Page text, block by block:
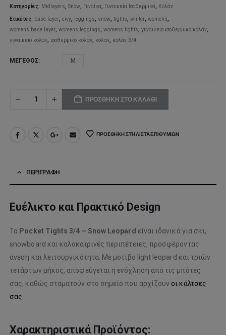
Κατηγορίες: Midlayers,Snow, Γυναίκα, Γυναικεία Ισοθερμικά, Κολάν
Ετικέτες: base layer,eivy, leggings, snow,tights,winter,womens,
womens base layer,womens leggings,womens tights,γυναικείο ισοθερμικό κολάν,
γυναικειο κολαν, ισοθερμικο κολαν, κολαν, κολάν 3/4
ΜΈΓΕΘΟΣ M
ΠΡΟΣΘΉΚΗ ΣΤΟ ΚΑΛΆΘΙ
ΠΡΟΣΘΉΚΗ ΣΤΗ ΛΊΣΤΑ ΕΠΙΘΥΜΙΏΝ
ΠΕΡΙΓΡΑΦΉ
Ευέλικτο και Πρακτικό Design
Τα Pocket Tights 3/4 – Snow Leopard είναι ιδανικά για σκι,
snowboard και καλοκαιρινές περιπέτειες, προσφέροντας
άνεση και λειτουργικότητα. Με μοτίβο light leopard και τριών
τετάρτων μήκος, αποφεύγεται η ενόχληση από τις μπότες
σας, καθώς σταματούν στο σημείο που αρχίζουν οι κάλτσες
σας
Χαρακτηριστικά Προϊόντος: